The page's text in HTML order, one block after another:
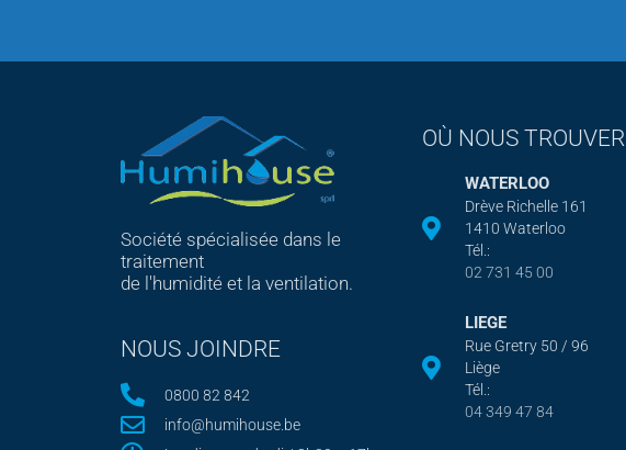
Société spécialisée dans le
traitement
de l'humidité et la ventilation.
NOUS JOINDRE
0800 82 842
info@humihouse.be
OÙ NOUS TROUVER
WATERLOO
Drève Richelle 161
1410 Waterloo
Tél.:
02 731 45 00
LIEGE
Rue Gretry 50 / 96
Liège
Tél.:
04 349 47 84